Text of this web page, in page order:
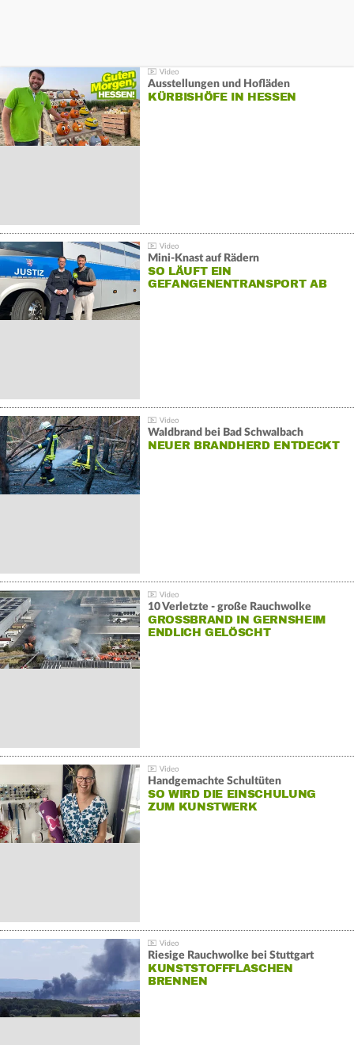
Ausstellungen und Hofläden
KÜRBISHÖFE IN HESSEN
Mini-Knast auf Rädern
SO LÄUFT EIN
GEFANGENENTRANSPORT AB
Waldbrand bei Bad Schwalbach
NEUER BRANDHERD ENTDECKT
10 Verletzte - große Rauchwolke
GROSSBRAND IN GERNSHEIM E
NDLICH GELÖSCHT
Handgemachte Schultüten
SO WIRD DIE EINSCHULUNG
ZUM KUNSTWERK
Riesige Rauchwolke bei Stuttgart
KUNSTSTOFFFLASCHEN
BRENNEN